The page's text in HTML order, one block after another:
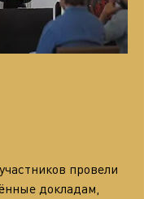
провели
докладам,